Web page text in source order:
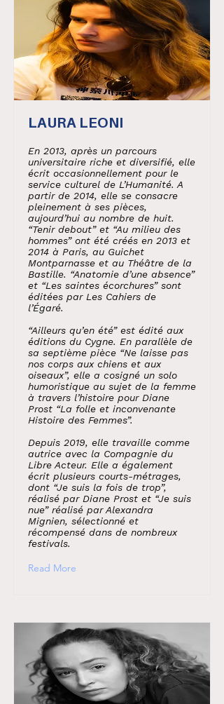
LAURA LEONI
En 2013, après un parcours
universitaire riche et diversifié, elle
écrit occasionnellement pour le
service culturel de L’Humanité. A
partir de 2014, elle se consacre
pleinement à ses pièces,
aujourd’hui au nombre de huit.
“Tenir debout” et “Au milieu des
hommes” ont été créés en 2013 et
2014 à Paris, au Guichet
Montparnasse et au Théâtre de la
Bastille. “Anatomie d’une absence”
et “Les saintes écorchures” sont
éditées par Les Cahiers de
l’Égaré.
“Ailleurs qu’en été” est édité aux
éditions du Cygne. En parallèle de
sa septième pièce “Ne laisse pas
nos corps aux chiens et aux
oiseaux”, elle a cosigné un solo
humoristique au sujet de la femme
à travers l’histoire pour Diane
Prost “La folle et inconvenante
Histoire des Femmes”.
Depuis 2019, elle travaille comme
autrice avec la Compagnie du
Libre Acteur. Elle a également
écrit plusieurs courts-métrages,
dont “Je suis la fois de trop”,
réalisé par Diane Prost et “Je suis
nue” réalisé par Alexandra
Mignien, sélectionné et
récompensé dans de nombreux
festivals.
Read More